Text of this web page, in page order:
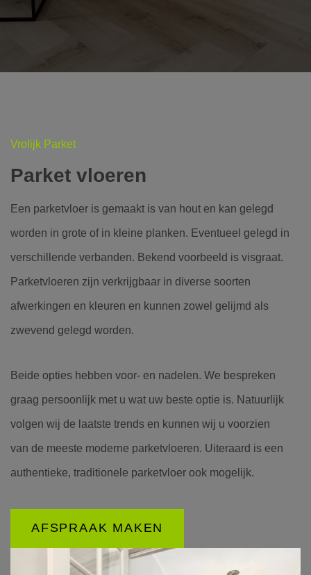
Vrolijk Parket
Parket vloeren
Een parketvloer is gemaakt is van hout en kan gelegd
worden in grote of in kleine planken. Eventueel gelegd in
verschillende verbanden. Bekend voorbeeld is visgraat.
Parketvloeren zijn verkrijgbaar in diverse soorten
afwerkingen en kleuren en kunnen zowel gelijmd als
zwevend gelegd worden.
Beide opties hebben voor- en nadelen. We bespreken
graag persoonlijk met u wat uw beste optie is. Natuurlijk
volgen wij de laatste trends en kunnen wij u voorzien
van de meeste moderne parketvloeren. Uiteraard is een
authentieke, traditionele parketvloer ook mogelijk.
AFSPRAAK MAKEN